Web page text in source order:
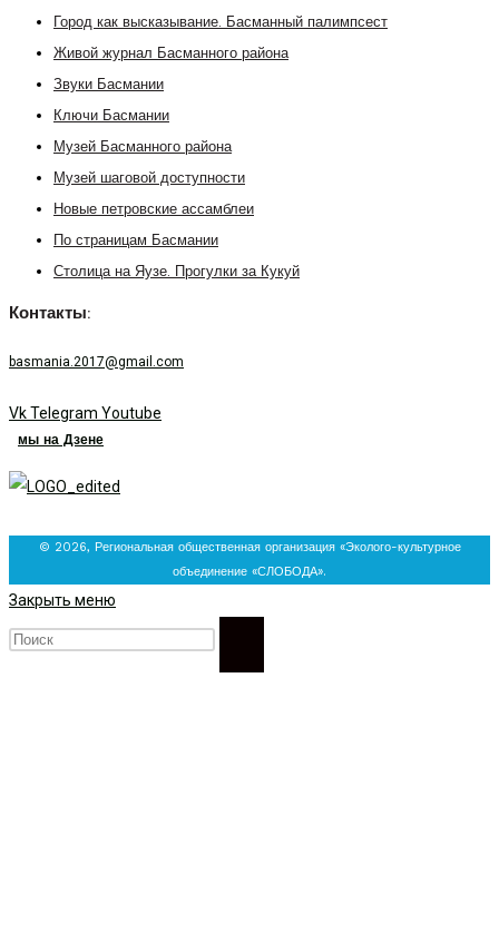
Город как высказывание. Басманный палимпсест
Живой журнал Басманного района
Звуки Басмании
Ключи Басмании
Музей Басманного района
Музей шаговой доступности
Новые петровские ассамблеи
По страницам Басмании
Столица на Яузе. Прогулки за Кукуй
Контакты:
basmania.2017@gmail.com
VkTelegram Youtube
мы на Дзене
© 2026, Региональная общественная организация «Эколого-культурное
объединение «СЛОБОДА».
Закрыть меню